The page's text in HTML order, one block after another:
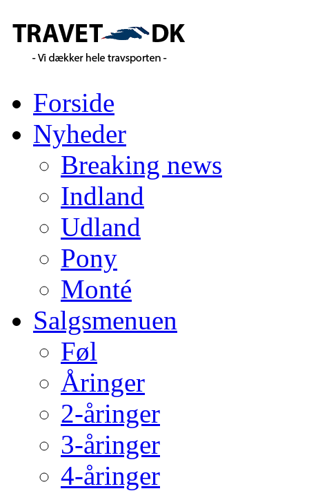
Forside
Nyheder
Breaking news
Indland
Udland
Pony
Monté
Salgsmenuen
Føl
Åringer
2-åringer
3-åringer
4-åringer